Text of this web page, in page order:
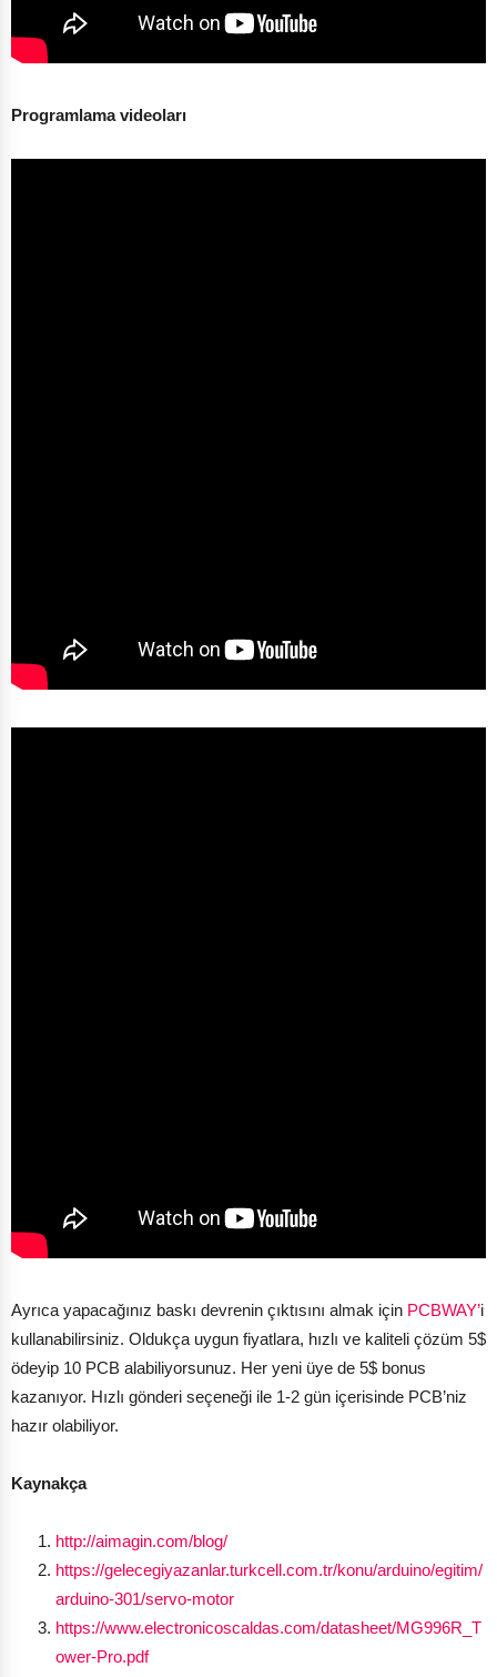
Programlama videoları
Ayrıca yapacağınız baskı devrenin çıktısını almak için PCBWAY’i
kullanabilirsiniz. Oldukça uygun fiyatlara, hızlı ve kaliteli çözüm 5$
ödeyip 10 PCB alabiliyorsunuz. Her yeni üye de 5$ bonus
kazanıyor. Hızlı gönderi seçeneği ile 1-2 gün içerisinde PCB’niz
hazır olabiliyor.
Kaynakça
http://aimagin.com/blog/
https://gelecegiyazanlar.turkcell.com.tr/konu/arduino/egitim/
arduino-301/servo-motor
https://www.electronicoscaldas.com/datasheet/MG996R_T
ower-Pro.pdf